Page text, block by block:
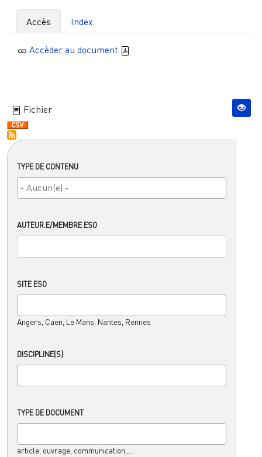
TYPE DE CONTENU
AUTEUR.E/MEMBRE ESO
SITE ESO
Angers, Caen, Le Mans, Nantes, Rennes
DISCIPLINE(S)
TYPE DE DOCUMENT
article, ouvrage, communication,....
Accès Index
Accèder au document
Fichier